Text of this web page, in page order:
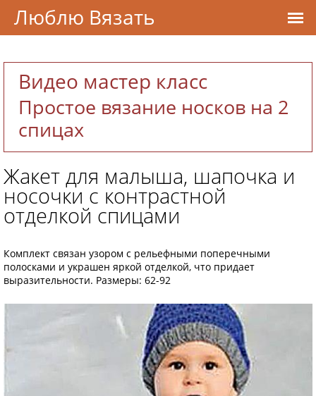
Видео мастер класс
Простое вязание носков на 2
спицах
Жакет для малыша, шапочка и
носочки с контрастной
отделкой спицами
Комплект связан узором с рельефными поперечными
полосками и украшен яркой отделкой, что придает
выразительности. Размеры: 62-92
Люблю Вязать